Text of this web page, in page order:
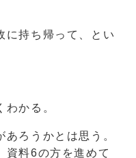
持ち帰って、とい
かる。
ろうかとは思う。
資料6の方を進めて